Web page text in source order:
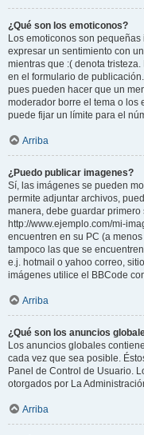
¿Qué son los emoticonos?
Los emoticonos son
expresar un sentimiento con
mientras que :( denota
en el formulario de
pues pueden hacer que un
moderador borre el tema o los
puede fijar un límite para el
Arriba
¿Puedo publicar imagenes?
Sí, las imágenes se pueden
permite adjuntar archivos,
manera, debe guardar
http://www.ejemplo.com/mi-
encuentren en su PC (a
tampoco las que se
e.j. hotmail o yahoo correo,
imágenes utilice el BBCode
Arriba
¿Qué son los anuncios
Los anuncios globales
cada vez que sea posible.
Panel de Control de Usuario.
otorgados por La
Arriba